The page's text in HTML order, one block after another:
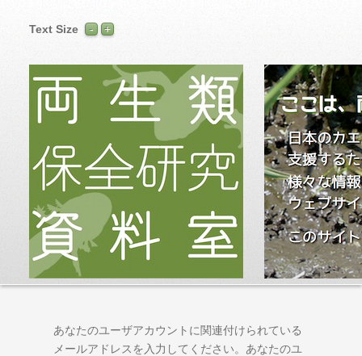
Text Size
あなたのユーザアカウントに関連付けられている
メールアドレスを入力してください。あなたのユ